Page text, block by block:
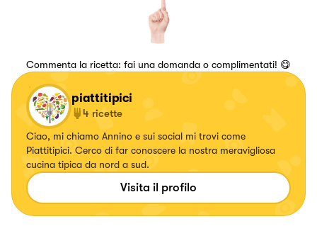
Commenta la ricetta: fai una domanda o complimentati! 😋
piattitipici
4 ricette
Ciao, mi chiamo Annino e sui social mi trovi come
Piattitipici. Cerco di far conoscere la nostra meravigliosa
cucina tipica da nord a sud.
Visita il profilo